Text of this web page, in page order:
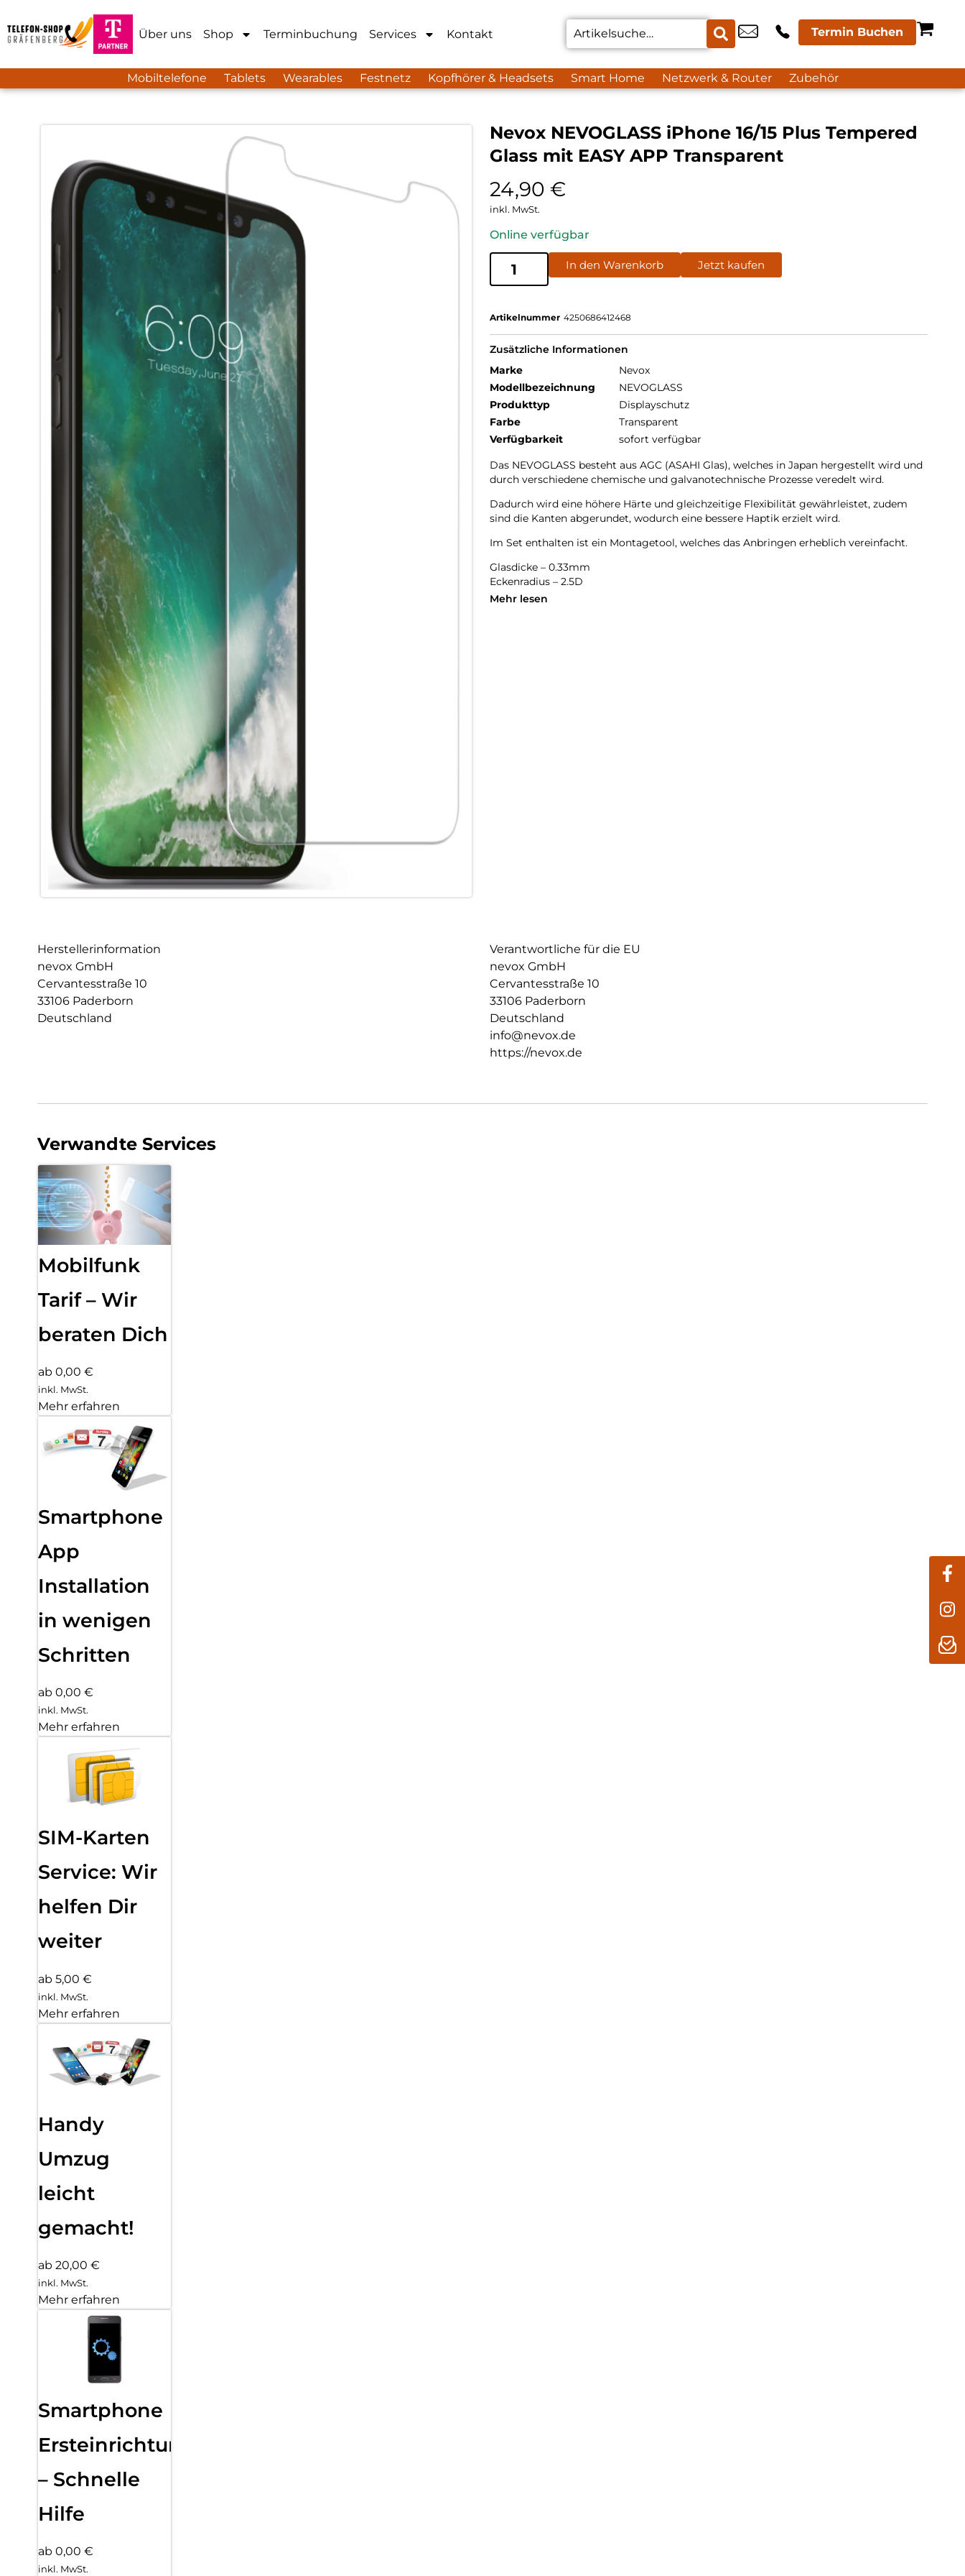
Über uns Shop Terminbuchung Services Kontakt Termin Buchen
Mobiltelefone Tablets Wearables Festnetz Kopfhörer & Headsets Smart Home Netzwerk & Router Zubehör
Nevox NEVOGLASS iPhone 16/15 Plus Tempered
Glass mit EASY APP Transparent
24,90 €
inkl. MwSt.
Online verfügbar
In den Warenkorb Jetzt kaufen
Artikelnummer 4250686412468
Zusätzliche Informationen
Marke
Nevox
Modellbezeichnung
NEVOGLASS
Produkttyp
Displayschutz
Farbe
Transparent
Verfügbarkeit
sofort verfügbar
Das NEVOGLASS besteht aus AGC (ASAHI Glas), welches in Japan hergestellt wird und
durch verschiedene chemische und galvanotechnische Prozesse veredelt wird.
Dadurch wird eine höhere Härte und gleichzeitige Flexibilität gewährleistet, zudem
sind die Kanten abgerundet, wodurch eine bessere Haptik erzielt wird.
Im Set enthalten ist ein Montagetool, welches das Anbringen erheblich vereinfacht.
Glasdicke – 0.33mm
Eckenradius – 2.5D
Material Art Crystal Klar
Mehr lesen
Herstellerinformation
nevox GmbH
Cervantesstraße 10
33106 Paderborn
Deutschland
Verantwortliche für die EU
nevox GmbH
Cervantesstraße 10
33106 Paderborn
Deutschland
info@nevox.de
https://nevox.de
Verwandte Services
Mobilfunk
Tarif – Wir
beraten Dich
ab 0,00 €
inkl. MwSt.
Mehr erfahren
Smartphone
App
Installation
in wenigen
Schritten
ab 0,00 €
inkl. MwSt.
Mehr erfahren
SIM-Karten
Service: Wir
helfen Dir
weiter
ab 5,00 €
inkl. MwSt.
Mehr erfahren
Handy
Umzug
leicht
gemacht!
ab 20,00 €
inkl. MwSt.
Mehr erfahren
Smartphone
Ersteinrichtung
– Schnelle
Hilfe
ab 0,00 €
inkl. MwSt.